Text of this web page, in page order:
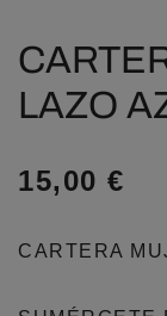
LAZO
15,00 €
CARTERA